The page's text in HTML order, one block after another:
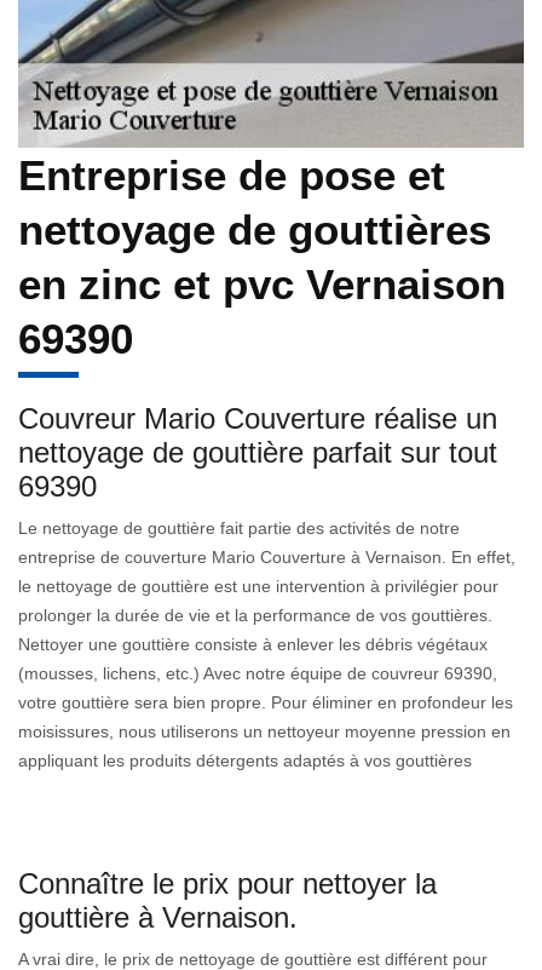
Entreprise de pose et
nettoyage de gouttières
en zinc et pvc Vernaison
69390
Couvreur Mario Couverture réalise un
nettoyage de gouttière parfait sur tout
69390
Le nettoyage de gouttière fait partie des activités de notre
entreprise de couverture Mario Couverture à Vernaison. En effet,
le nettoyage de gouttière est une intervention à privilégier pour
prolonger la durée de vie et la performance de vos gouttières.
Nettoyer une gouttière consiste à enlever les débris végétaux
(mousses, lichens, etc.) Avec notre équipe de couvreur 69390,
votre gouttière sera bien propre. Pour éliminer en profondeur les
moisissures, nous utiliserons un nettoyeur moyenne pression en
appliquant les produits détergents adaptés à vos gouttières
Connaître le prix pour nettoyer la
gouttière à Vernaison.
A vrai dire, le prix de nettoyage de gouttière est différent pour